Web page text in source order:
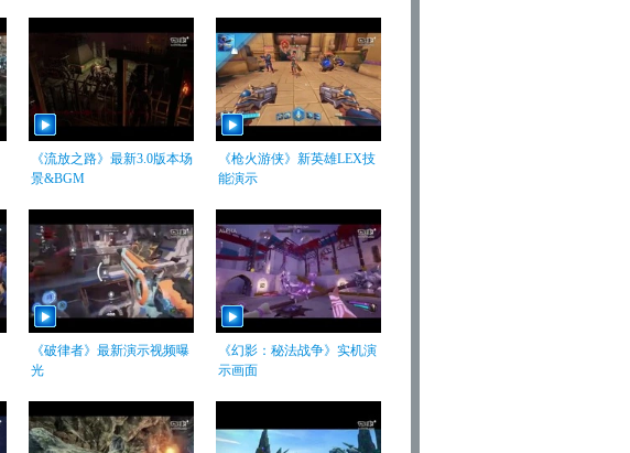
《流放之路》最新3.0版本场
景&BGM
《枪火游侠》新英雄LEX技
能演示
《破律者》最新演示视频曝
光
《幻影：秘法战争》实机演
示画面